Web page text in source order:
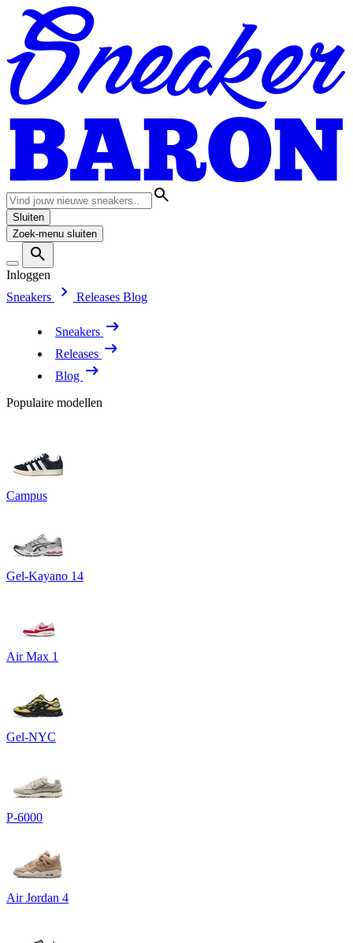
Sluiten
Zoek-menu sluiten
Inloggen
Sneakers
Releases Blog
Sneakers
Releases
Blog
Populaire modellen
Campus
Gel-Kayano 14
Air Max 1
Gel-NYC
P-6000
Air Jordan 4